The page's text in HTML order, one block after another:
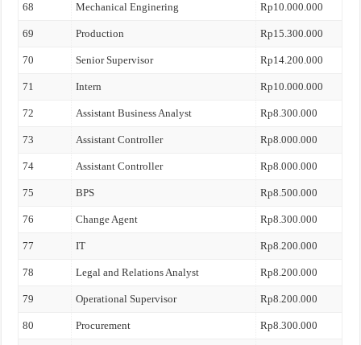
68 Mechanical Enginering Rp10.000.000
69 Production Rp15.300.000
70 Senior Supervisor Rp14.200.000
71 Intern Rp10.000.000
72 Assistant Business Analyst Rp8.300.000
73 Assistant Controller Rp8.000.000
74 Assistant Controller Rp8.000.000
75 BPS Rp8.500.000
76 Change Agent Rp8.300.000
77 IT Rp8.200.000
78 Legal and Relations Analyst Rp8.200.000
79 Operational Supervisor Rp8.200.000
80 Procurement Rp8.300.000